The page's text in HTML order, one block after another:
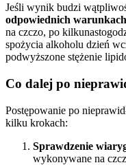
Jeśli wynik budzi
odpowiednich warunkach
na czczo, po
spożycia alkoholu dzień
podwyższone stężenie
Co dalej po
Postępowanie po
kilku krokach:
Sprawdzenie
wykonywane na